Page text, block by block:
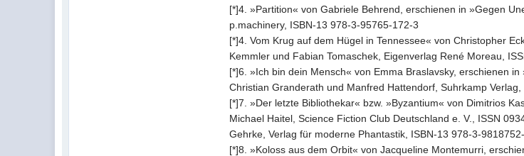
[*]4. »Partition« von Gabriele Behrend, erschienen in »Gegen
p.machinery, ISBN-13 978-3-95765-172-3
[*]4. Vom Krug auf dem Hügel in Tennessee« von Christopher
Kemmler und Fabian Tomaschek, Eigenverlag René Moreau,
[*]6. »Ich bin dein Mensch« von Emma Braslavsky, erschienen
Christian Granderath und Manfred Hattendorf, Suhrkamp
[*]7. »Der letzte Bibliothekar« bzw. »Byzantium« von Dimitrios
Michael Haitel, Science Fiction Club Deutschland e. V., ISSN
Gehrke, Verlag für moderne Phantastik, ISBN-13 978-3-
[*]8. »Koloss aus dem Orbit« von Jacqueline Montemurri,